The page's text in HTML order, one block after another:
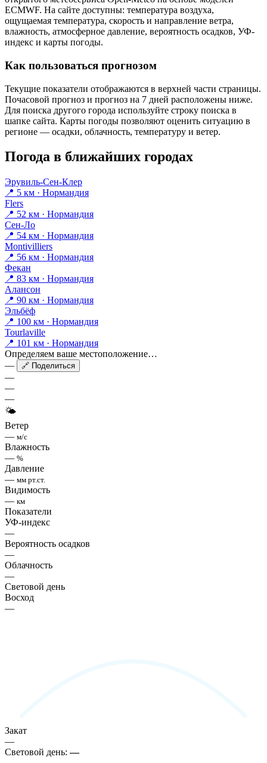
ECMWF. На сайте доступны: температура воздуха,
ощущаемая температура, скорость и направление ветра,
влажность, атмосферное давление, вероятность осадков, УФ-
индекс и карты погоды.
Как пользоваться прогнозом
Текущие показатели отображаются в верхней части страницы.
Почасовой прогноз и прогноз на 7 дней расположены ниже.
Для поиска другого города используйте строку поиска в
шапке сайта. Карты погоды позволяют оценить ситуацию в
регионе — осадки, облачность, температуру и ветер.
Погода в ближайших городах
Эрувиль-Сен-Клер
📍 5 км · Нормандия
Flers
📍 52 км · Нормандия
Сен-Ло
📍 54 км · Нормандия
Montivilliers
📍 56 км · Нормандия
Фекан
📍 83 км · Нормандия
Алансон
📍 90 км · Нормандия
Эльбёф
📍 100 км · Нормандия
Tourlaville
📍 101 км · Нормандия
Определяем ваше местоположение…
—
🔗 Поделиться
—
—
—
🌤
Ветер
— м/с
Влажность
— %
Давление
— мм рт.ст.
Видимость
— км
Показатели
УФ-индекс
—
Вероятность осадков
—
Облачность
—
Световой день
Восход
—
Закат
—
Световой день:—